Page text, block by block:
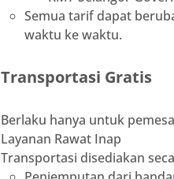
Semua tarif dapat
waktu ke waktu.
Transportasi Gratis
Berlaku hanya untuk
Layanan Rawat Inap
Transportasi disediakan